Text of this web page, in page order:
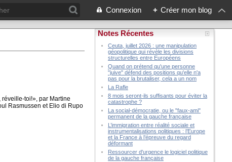
Connexion + Créer mon blog
Notes Récentes
Ceuta, juillet 2026 : une manipulation
géopolitique qui révèle les divisions
structurelles entre Européens
Quand on prétend qu'une personne
"juive" défend des positions qu'elle n'a
pas pour la brutaliser, cela a un nom
La Rafle
8 mois seront-ils suffisants pour éviter la
catastrophe ?
La social-démocratie, ou le "faux-ami"
permanent de la gauche française
L’immigration entre réalité sociale et
instrumentalisations politiques : l’Europe
et la France à l’épreuve du regard
déformant
Ressourcer d'urgence le logiciel politique
de la gauche française